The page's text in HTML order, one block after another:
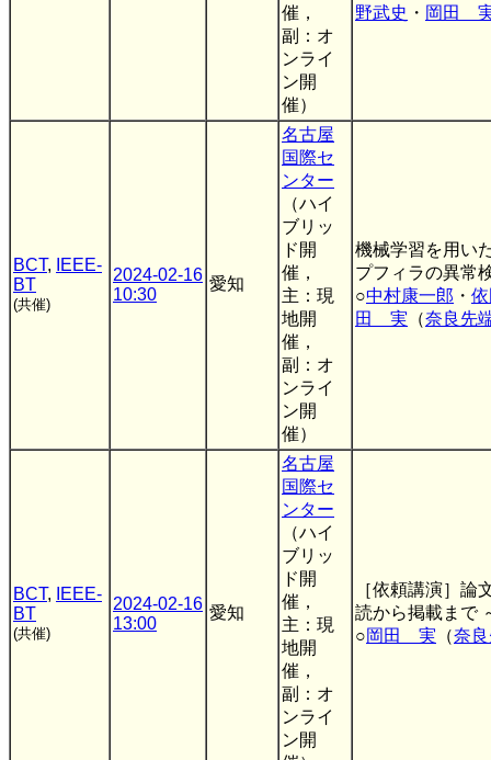
催，
副：オ
ンライ
ン開
催）
野武史 ・ 岡田
BCT,
IEEE-
BT
(共催)
2024-02-16
10:30
愛知
名古屋
国際セ
ンター
（ハイ
ブリッ
ド開
催，
主：現
地開
催，
副：オ
ンライ
ン開
催）
機械学習を用い
プフィラの異常
○中村康一郎 ・
田 実 （奈良先
BCT,
IEEE-
BT
(共催)
2024-02-16
13:00
愛知
名古屋
国際セ
ンター
（ハイ
ブリッ
ド開
催，
主：現
地開
催，
副：オ
ンライ
ン開
［依頼講演］論
読から掲載まで
○岡田 実 （奈